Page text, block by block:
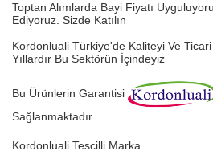
Toptan Alımlarda Bayi Fiyatı
Ediyoruz. Sizde Katılın
Kordonluali Türkiye'de Kaliteyi Ve Ticari
Yıllardır Bu Sektörün İçindeyiz
Bu Ürünlerin Garantisi
Sağlanmaktadır
Kordonluali Tescilli Marka